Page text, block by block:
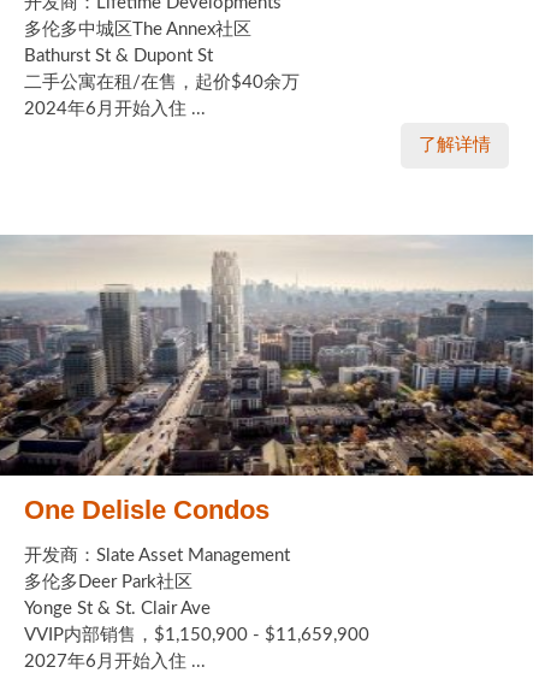
多伦多中城区The Annex社区
Bathurst St & Dupont St
二手公寓在租/在售，起价$40余万
2024年6月开始入住 ...
了解详情
One Delisle Condos
开发商：Slate Asset Management
多伦多Deer Park社区
Yonge St & St. Clair Ave
VVIP内部销售，$1,150,900 - $11,659,900
2027年6月开始入住 ...